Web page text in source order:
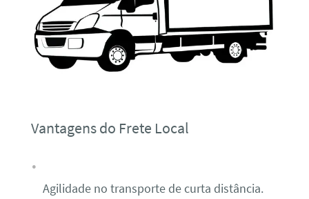
Vantagens do Frete Local
Agilidade no transporte de curta distância.